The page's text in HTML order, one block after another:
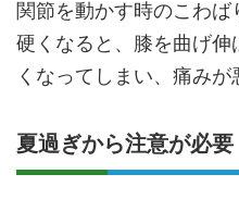
関節を動かす時のこわば
硬くなると、膝を曲げ伸
くなってしまい、痛みが
夏過ぎから注意が必要